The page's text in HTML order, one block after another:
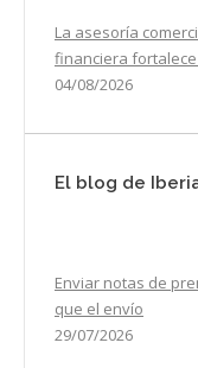
La asesoría
financiera
04/08/2026
El blog de
Enviar notas de
que el envío
29/07/2026